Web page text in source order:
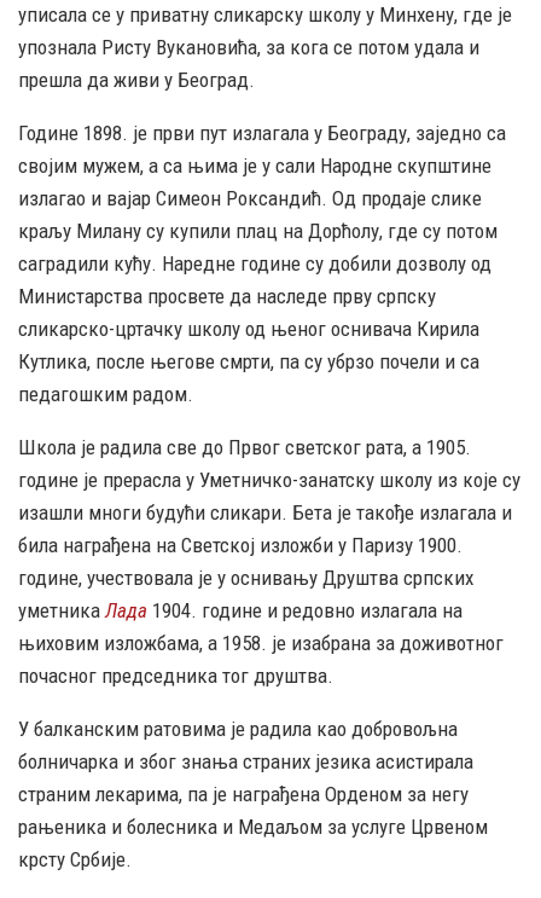
уписала се у приватну сликарску школу у Минхену, где је
упознала Ристу Вукановића, за кога се потом удала и
прешла да живи у Београд.
Године 1898. је први пут излагала у Београду, заједно са
својим мужем, а са њима је у сали Народне скупштине
излагао и вајар Симеон Роксандић. Од продаје слике
краљу Милану су купили плац на Дорћолу, где су потом
саградили кућу. Наредне године су добили дозволу од
Министарства просвете да наследе прву српску
сликарско-цртачку школу од њеног оснивача Кирила
Кутлика, после његове смрти, па су убрзо почели и са
педагошким радом.
Школа је радила све до Првог светског рата, а 1905.
године је прерасла у Уметничко-занатску школу из које су
изашли многи будући сликари. Бета је такође излагала и
била награђена на Светској изложби у Паризу 1900.
године, учествовала је у оснивању Друштва српских
уметника Лада 1904. године и редовно излагала на
њиховим изложбама, а 1958. је изабрана за доживотног
почасног председника тог друштва.
У балканским ратовима је радила као добровољна
болничарка и због знања страних језика асистирала
страним лекарима, па је награђена Орденом за негу
рањеника и болесника и Медаљом за услуге Црвеном
крсту Србије.